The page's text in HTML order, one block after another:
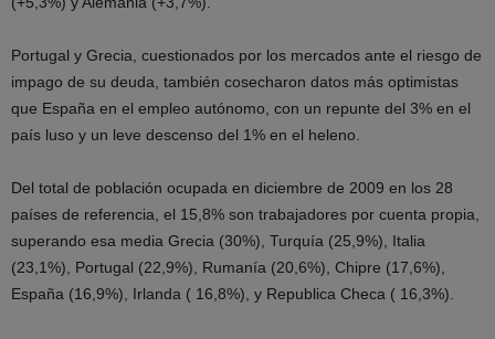
Portugal y Grecia, cuestionados por los mercados ante el riesgo de
impago de su deuda, también cosecharon datos más optimistas
que España en el empleo autónomo, con un repunte del 3% en el
país luso y un leve descenso del 1% en el heleno.
Del total de población ocupada en diciembre de 2009 en los 28
países de referencia, el 15,8% son trabajadores por cuenta propia,
superando esa media Grecia (30%), Turquía (25,9%), Italia
(23,1%), Portugal (22,9%), Rumanía (20,6%), Chipre (17,6%),
España (16,9%), Irlanda ( 16,8%), y Republica Checa ( 16,3%).